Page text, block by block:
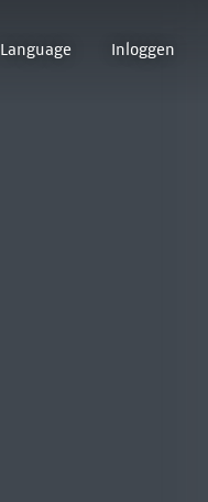
Language Inloggen